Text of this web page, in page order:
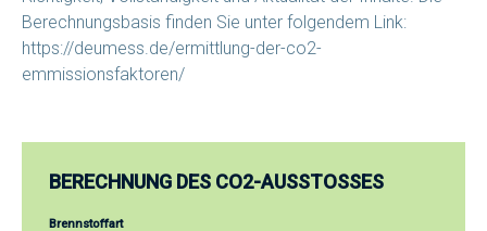
Berechnungsbasis finden Sie unter folgendem Link:
https://deumess.de/ermittlung-der-co2-
emmissionsfaktoren/
BERECHNUNG DES CO2-AUSSTOSSES
Brennstoffart